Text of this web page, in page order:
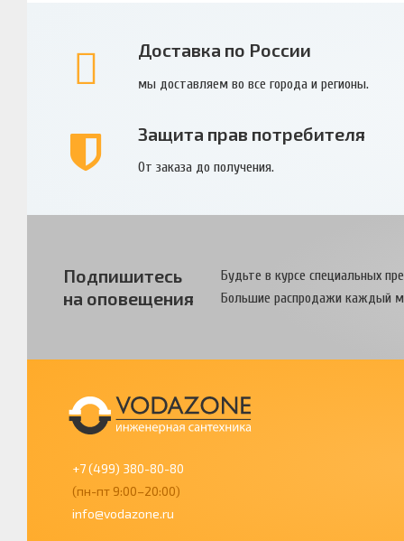
Доставка по России
мы доставляем во все города и регионы.
Защита прав потребителя
От заказа до получения.
Подпишитесь
на оповещения
Будьте в курсе специальных
Большие распродажи каждый
+7 (499) 380-80-80
(пн-пт 9:00–20:00)
info@vodazone.ru